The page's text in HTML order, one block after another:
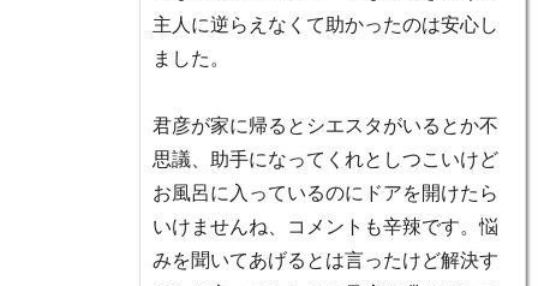
主人に逆らえなくて助かったのは安心し
ました。
君彦が家に帰るとシエスタがいるとか不
思議、助手になってくれとしつこいけど
お風呂に入っているのにドアを開けたら
いけませんね、コメントも辛辣です。悩
みを聞いてあげるとは言ったけど解決す